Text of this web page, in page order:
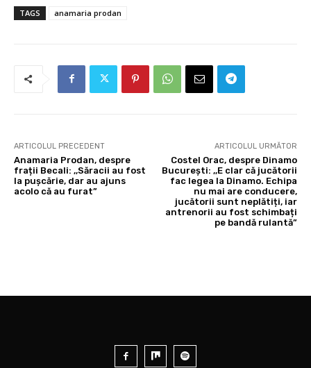
TAGS anamaria prodan
ARTICOLUL PRECEDENT
Anamaria Prodan, despre
frații Becali: ,,Săracii au fost
la pușcărie, dar au ajuns
acolo că au furat”
ARTICOLUL URMĂTOR
Costel Orac, despre Dinamo
București: ,,E clar că jucătorii
fac legea la Dinamo. Echipa
nu mai are conducere,
jucătorii sunt neplătiți, iar
antrenorii au fost schimbați
pe bandă rulantă”